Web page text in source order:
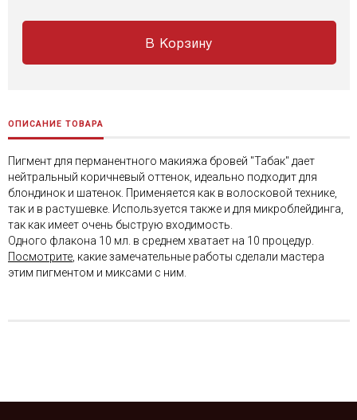
В Корзину
ОПИСАНИЕ ТОВАРА
Пигмент для перманентного макияжа бровей "Табак" дает
нейтральный коричневый оттенок, идеально подходит для
блондинок и шатенок. Применяется как в волосковой технике,
так и в растушевке. Используется также и для микроблейдинга,
так как имеет очень быструю входимость.
Одного флакона 10 мл. в среднем хватает на 10 процедур.
Посмотрите , какие замечательные работы сделали мастера
этим пигментом и миксами с ним.